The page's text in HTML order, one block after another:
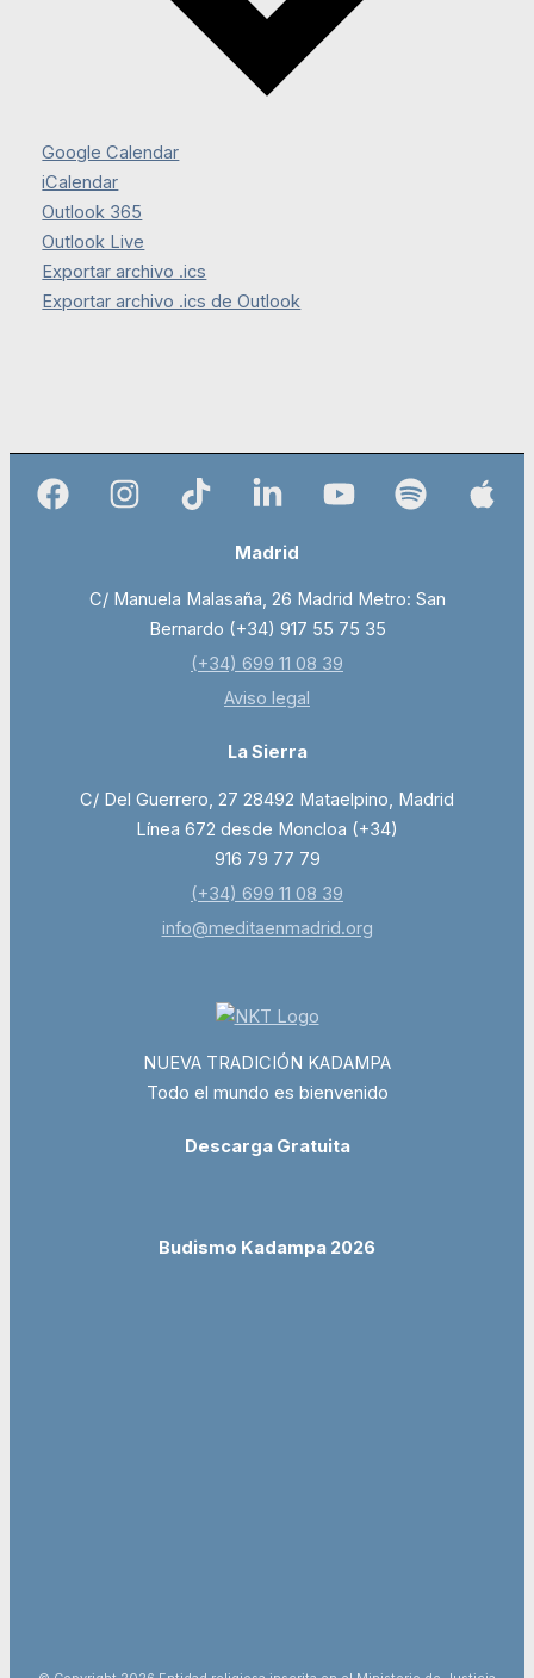
Google Calendar
iCalendar
Outlook 365
Outlook Live
Exportar archivo .ics
Exportar archivo .ics de Outlook
Madrid
C/ Manuela Malasaña, 26 Madrid Metro: San
Bernardo (+34) 917 55 75 35
(+34) 699 11 08 39
Aviso legal
La Sierra
C/ Del Guerrero, 27 28492 Mataelpino, Madrid
Línea 672 desde Moncloa (+34)
916 79 77 79
(+34) 699 11 08 39
info@meditaenmadrid.org
NUEVA TRADICIÓN KADAMPA
Todo el mundo es bienvenido
Descarga Gratuita
Budismo Kadampa 2026